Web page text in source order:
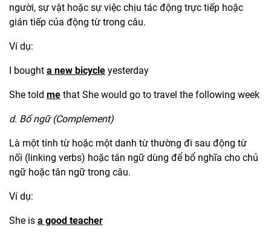
người, sự vật hoặc sự việc chịu tác động trực tiếp hoặc
gián tiếp của động từ trong câu.
Ví dụ:
I bought a new bicycle yesterday
She told me that She would go to travel the following week
d. Bổ ngữ (Complement)
Là một tính từ hoặc một danh từ thường đi sau động từ
nối (linking verbs) hoặc tân ngữ dùng để bổ nghĩa cho chủ
ngữ hoặc tân ngữ trong câu.
Ví dụ:
She is a good teacher